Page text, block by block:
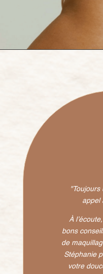
"Toujours
appel
À
bons
de
Stéphanie
votre